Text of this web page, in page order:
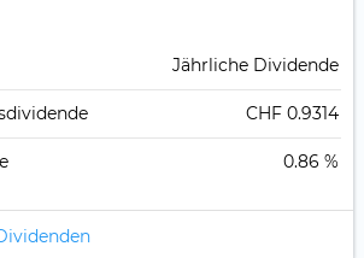
Jährliche Dividende
CHF 0.9314
0.86 %